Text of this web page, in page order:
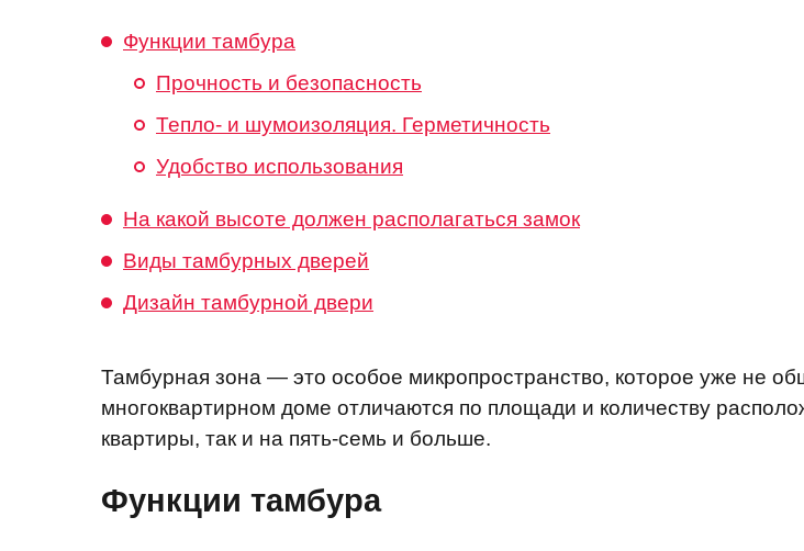
Функции тамбура
Прочность и безопасность
Тепло- и шумоизоляция. Герметичность
Удобство использования
На какой высоте должен располагаться замок
Виды тамбурных дверей
Дизайн тамбурной двери
Тамбурная зона — это особое микропространство, которое уже не
многоквартирном доме отличаются по площади и количеству
квартиры, так и на пять-семь и больше.
Функции тамбура